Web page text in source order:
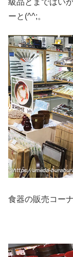
級品とまではい
ーと(^^;。
食器の販売コーナ